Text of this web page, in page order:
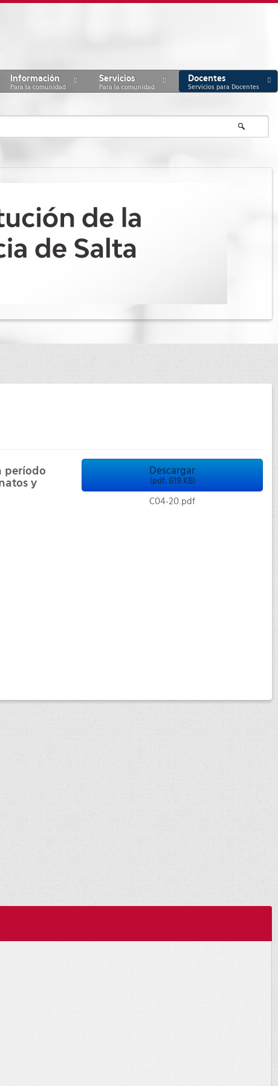
Información
Para la comunidad
Servicios
Para la comunidad
Docentes
Servicios para Docentes
Descargar
(pdf, 619 KB)
C04-20.pdf
período
y